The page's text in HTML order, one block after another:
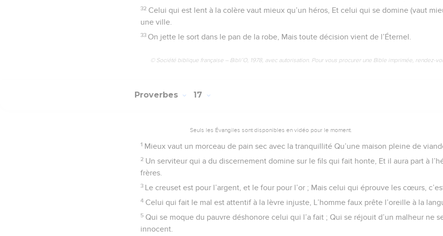
32 Celui qui est lent à la colère vaut mieux qu’un héros, Et celui qui se domine (vaut
une ville.
33 On jette le sort dans le pan de la robe, Mais toute décision vient de l’Éternel.
© Société biblique française – Bibli’O, 1978, avec autorisation. Pour vous procurer une Bible imprimée, rendez-
Proverbes 17
Seuls les Évangiles sont disponibles en vidéo pour le moment.
1 Mieux vaut un morceau de pain sec avec la tranquillité Qu’une maison pleine de
2 Un serviteur qui a du discernement domine sur le fils qui fait honte, Et il aura part à
frères.
3 Le creuset est pour l’argent, et le four pour l’or ; Mais celui qui éprouve les cœurs,
4 Celui qui fait le mal est attentif à la lèvre injuste, L’homme faux prête l’oreille à la
5 Qui se moque du pauvre déshonore celui qui l’a fait ; Qui se réjouit d’un malheur ne
innocent.